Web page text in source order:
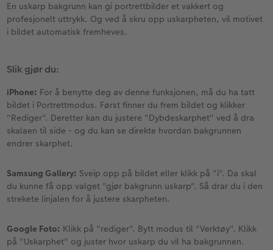
En uskarp bakgrunn kan gi portrettbilder et vakkert og
profesjonelt uttrykk. Og ved å skru opp uskarpheten, vil motivet
i bildet automatisk fremheves.
Slik gjør du:
iPhone: For å benytte deg av denne funksjonen, må du ha tatt
bildet i Portrettmodus. Først finner du frem bildet og klikker
"Rediger". Deretter kan du justere "Dybdeskarphet" ved å dra
skalaen til side - og du kan se direkte hvordan bakgrunnen
endrer skarphet.
Samsung Gallery: Sveip opp på bildet eller klikk på "i". Da skal
du kunne få opp valget "gjør bakgrunn uskarp". Så drar du i den
strekete linjalen for å justere skarpheten.
Google Foto: Klikk på "rediger". Bytt modus til "Verktøy". Klikk
på "Uskarphet" og juster hvor uskarp du vil ha bakgrunnen.